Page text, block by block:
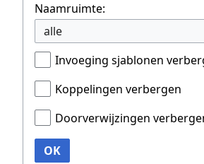
Naamruimte:
alle
Invoeging sjablonen
Koppelingen verbergen
Doorverwijzingen
OK